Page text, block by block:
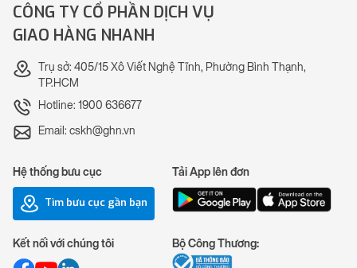
CÔNG TY CỔ PHẦN DỊCH VỤ
GIAO HÀNG NHANH
Trụ sở: 405/15 Xô Viết Nghệ Tĩnh, Phường Bình Thạnh,
TP.HCM
Hotline: 1900 636677
Email: cskh@ghn.vn
Hệ thống bưu cục
Tìm bưu cục gần bạn
Tải App lên đơn
Kết nối với chúng tôi Bộ Công Thương: